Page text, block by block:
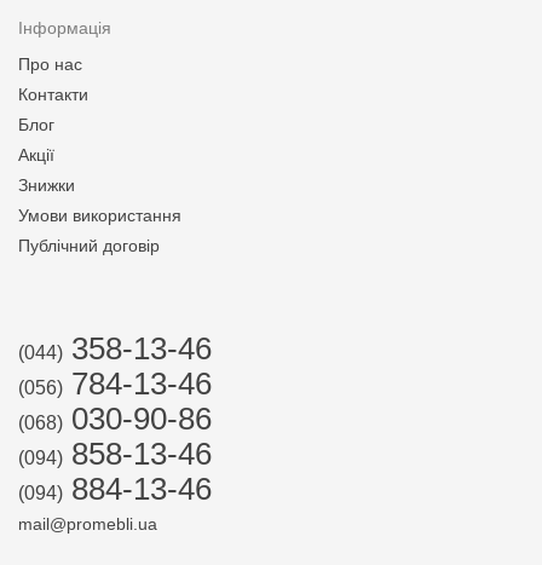
Інформація
Про нас
Контакти
Блог
Акції
Знижки
Умови використання
Публічний договір
(044) 358-13-46
(056) 784-13-46
(068) 030-90-86
(094) 858-13-46
(094) 884-13-46
mail@promebli.ua